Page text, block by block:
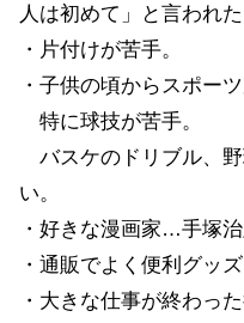
人は初めて」と言われた
・片付けが苦手。
・子供の頃からスポーツ
特に球技が苦手。
バスケのドリブル、
い。
・好きな漫画家…手塚
・通販でよく便利グッズ
・大きな仕事が終わっ